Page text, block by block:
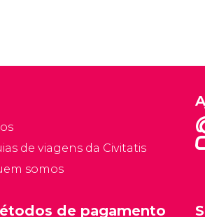
de viagens da Civitatis
somos
de pagamento